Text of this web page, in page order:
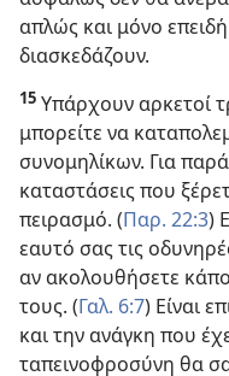
απλώς και μόνο
διασκεδάζουν.
15 Υπάρχουν αρκετοί
μπορείτε να
συνομηλίκων. Για
καταστάσεις που
πειρασμό. (Παρ. 22:3)
εαυτό σας τις
αν ακολουθήσετε
τους. (Γαλ. 6:7) Είναι
και την ανάγκη που
ταπεινοφροσύνη θα